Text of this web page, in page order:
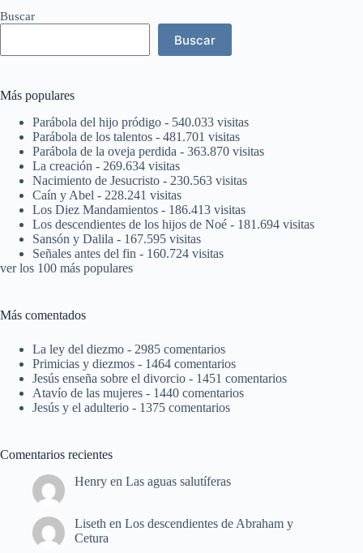
Buscar
Buscar
Más populares
Parábola del hijo pródigo - 540.033 visitas
Parábola de los talentos - 481.701 visitas
Parábola de la oveja perdida - 363.870 visitas
La creación - 269.634 visitas
Nacimiento de Jesucristo - 230.563 visitas
Caín y Abel - 228.241 visitas
Los Diez Mandamientos - 186.413 visitas
Los descendientes de los hijos de Noé - 181.694 visitas
Sansón y Dalila - 167.595 visitas
Señales antes del fin - 160.724 visitas
ver los 100 más populares
Más comentados
La ley del diezmo - 2985 comentarios
Primicias y diezmos - 1464 comentarios
Jesús enseña sobre el divorcio - 1451 comentarios
Atavío de las mujeres - 1440 comentarios
Jesús y el adulterio - 1375 comentarios
Comentarios recientes
Henry en Las aguas salutíferas
Liseth en Los descendientes de Abraham y
Cetura